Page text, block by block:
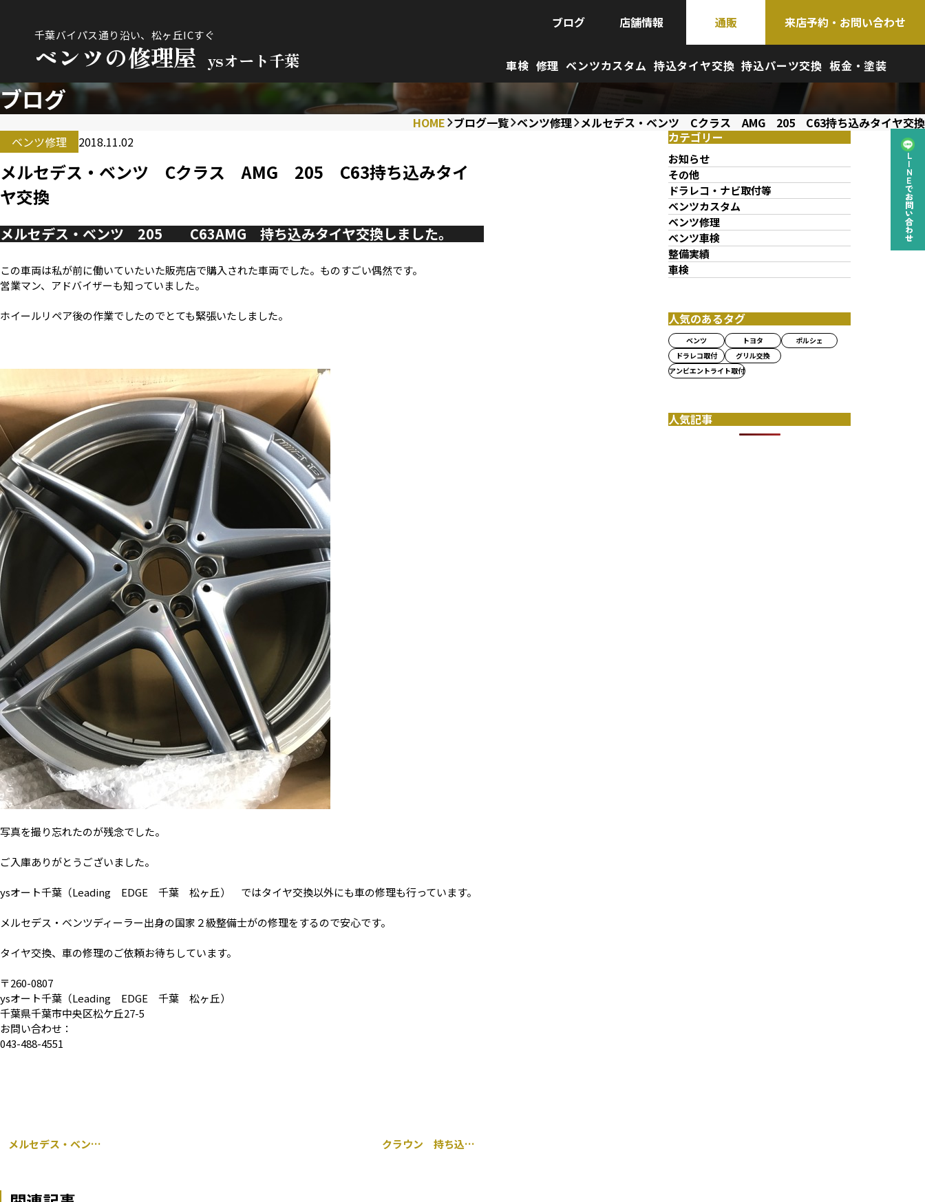
千葉バイパス通り沿い、松ヶ丘ICすぐ
ベンツの修理屋 ysオート千葉
ブログ 店舗情報 通販 来店予約・お問い合わせ
車検 修理 ベンツカスタム 持込タイヤ交換 持込パーツ交換 板金・塗装
LINEでお問い合わせ
ブログ
HOME ブログ一覧 ベンツ修理 メルセデス・ベンツ Cクラス AMG 205 C63持ち込みタイヤ交換
ベンツ修理
2018.11.02
メルセデス・ベンツ Cクラス AMG 205 C63持ち込みタイ
ヤ交換
メルセデス・ベンツ 205 C63AMG 持ち込みタイヤ交換しました。
この車両は私が前に働いていたいた販売店で購入された車両でした。ものすごい偶然です。
営業マン、アドバイザーも知っていました。
ホイールリペア後の作業でしたのでとても緊張いたしました。
写真を撮り忘れたのが残念でした。
ご入庫ありがとうございました。
ysオート千葉（Leading EDGE 千葉 松ヶ丘） ではタイヤ交換以外にも車の修理も行っています。
メルセデス・ベンツディーラー出身の国家２級整備士がの修理をするので安心です。
タイヤ交換、車の修理のご依頼お待ちしています。
〒260-0807
ysオート千葉（Leading EDGE 千葉 松ヶ丘）
千葉県千葉市中央区松ケ丘27-5
お問い合わせ：
043-488-4551
メルセデス・ベンツ Sクラス ２２１ 持ち込みタイヤ交換 クラウン 持ち込みタイヤ交換
カテゴリー
お知らせ
その他
ドラレコ・ナビ取付等
ベンツカスタム
ベンツ修理
ベンツ車検
整備実績
車検
人気のあるタグ
ベンツ トヨタ
ポルシェ
ドラレコ取付
グリル交換
アンビエントライト取付
人気記事